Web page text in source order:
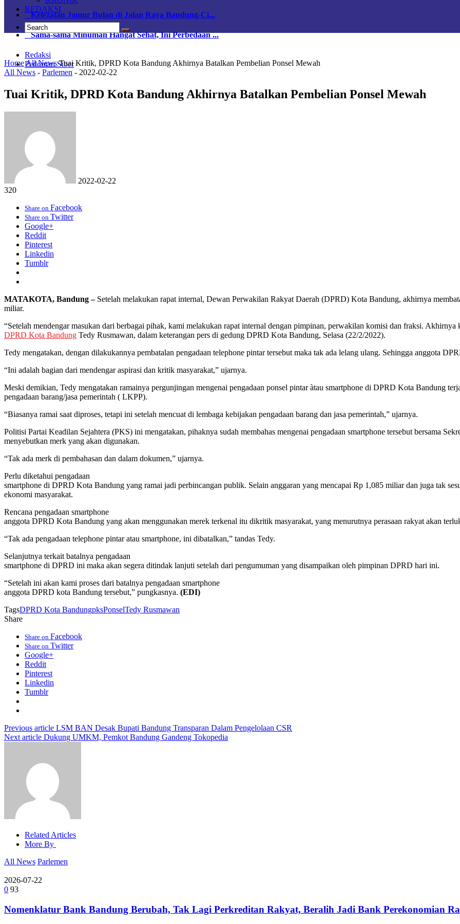
Kelezatan Jamur Bulan di Jalan Raya Bandung-Ci...
Sama-sama Minuman Hangat Sehat, Ini Perbedaan ...
Redaksi
Pedoman Siber
REDAKSI
HomeAll News Tuai Kritik, DPRD Kota Bandung Akhirnya Batalkan Pembelian Ponsel Mewah
All News - Parlemen - 2022-02-22
Tuai Kritik, DPRD Kota Bandung Akhirnya Batalkan Pembelian Ponsel Mewah
2022-02-22
320
Share on Facebook
Share on Twitter
Google+
Reddit
Pinterest
Linkedin
Tumblr
MATAKOTA, Bandung –Setelah melakukan rapat internal, Dewan Perwakilan Rakyat Daerah (DPRD) Kota Bandung, akhirnya
miliar.
“Setelah mendengar masukan dari berbagai pihak, kami melakukan rapat internal dengan pimpinan, perwakilan komisi dan fraksi.
DPRD Kota Bandung Tedy Rusmawan, dalam keterangan pers di gedung DPRD Kota Bandung, Selasa (22/2/2022).
Tedy mengatakan, dengan dilakukannya pembatalan pengadaan telephone pintar tersebut maka tak ada lelang ulang. Sehingga anggota
“Ini adalah bagian dari mendengar aspirasi dan kritik masyarakat,” ujarnya.
Meski demikian, Tedy mengatakan ramainya pergunjingan mengenai pengadaan ponsel pintar àtau smartphone di DPRD Kota Bandung
pengadaan barang/jasa pemerintah ( LKPP).
“Biasanya ramai saat diproses, tetapi ini setelah mencuat di lembaga kebijakan pengadaan barang dan jasa pemerintah,” ujarnya.
Politisi Partai Keadilan Sejahtera (PKS) ini mengatakan, pihaknya sudah membahas mengenai pengadaan smartphone tersebut bersama
menyebutkan merk yang akan digunakan.
“Tak ada merk di pembahasan dan dalam dokumen,” ujarnya.
Perlu diketahui pengadaan
smartphone di DPRD Kota Bandung yang ramai jadi perbincangan publik. Selain anggaran yang mencapai Rp 1,085 miliar dan juga tak
ekonomi masyarakat.
Rencana pengadaan smartphone
anggota DPRD Kota Bandung yang akan menggunakan merek terkenal itu dikritik masyarakat, yang menurutnya perasaan rakyat akan
“Tak ada pengadaan telephone pintar atau smartphone, ini dibatalkan,” tandas Tedy.
Selanjutnya terkait batalnya pengadaan
smartphone di DPRD ini maka akan segera ditindak lanjuti setelah dari pengumuman yang disampaikan oleh pimpinan DPRD hari ini.
“Setelah ini akan kami proses dari batalnya pengadaan smartphone
anggota DPRD kota Bandung tersebut,” pungkasnya. (EDI)
TagsDPRD Kota BandungpksPonselTedy Rusmawan
Share
Share on Facebook
Share on Twitter
Google+
Reddit
Pinterest
Linkedin
Tumblr
Previous article LSM BAN Desak Bupati Bandung Transparan Dalam Pengelolaan CSR
Next article Dukung UMKM, Pemkot Bandung Gandeng Tokopedia
Related Articles
More By
All News Parlemen
2026-07-22
0 93
Nomenklatur Bank Bandung Berubah, Tak Lagi Perkreditan Rakyat, Beralih Jadi Bank Perekonomian